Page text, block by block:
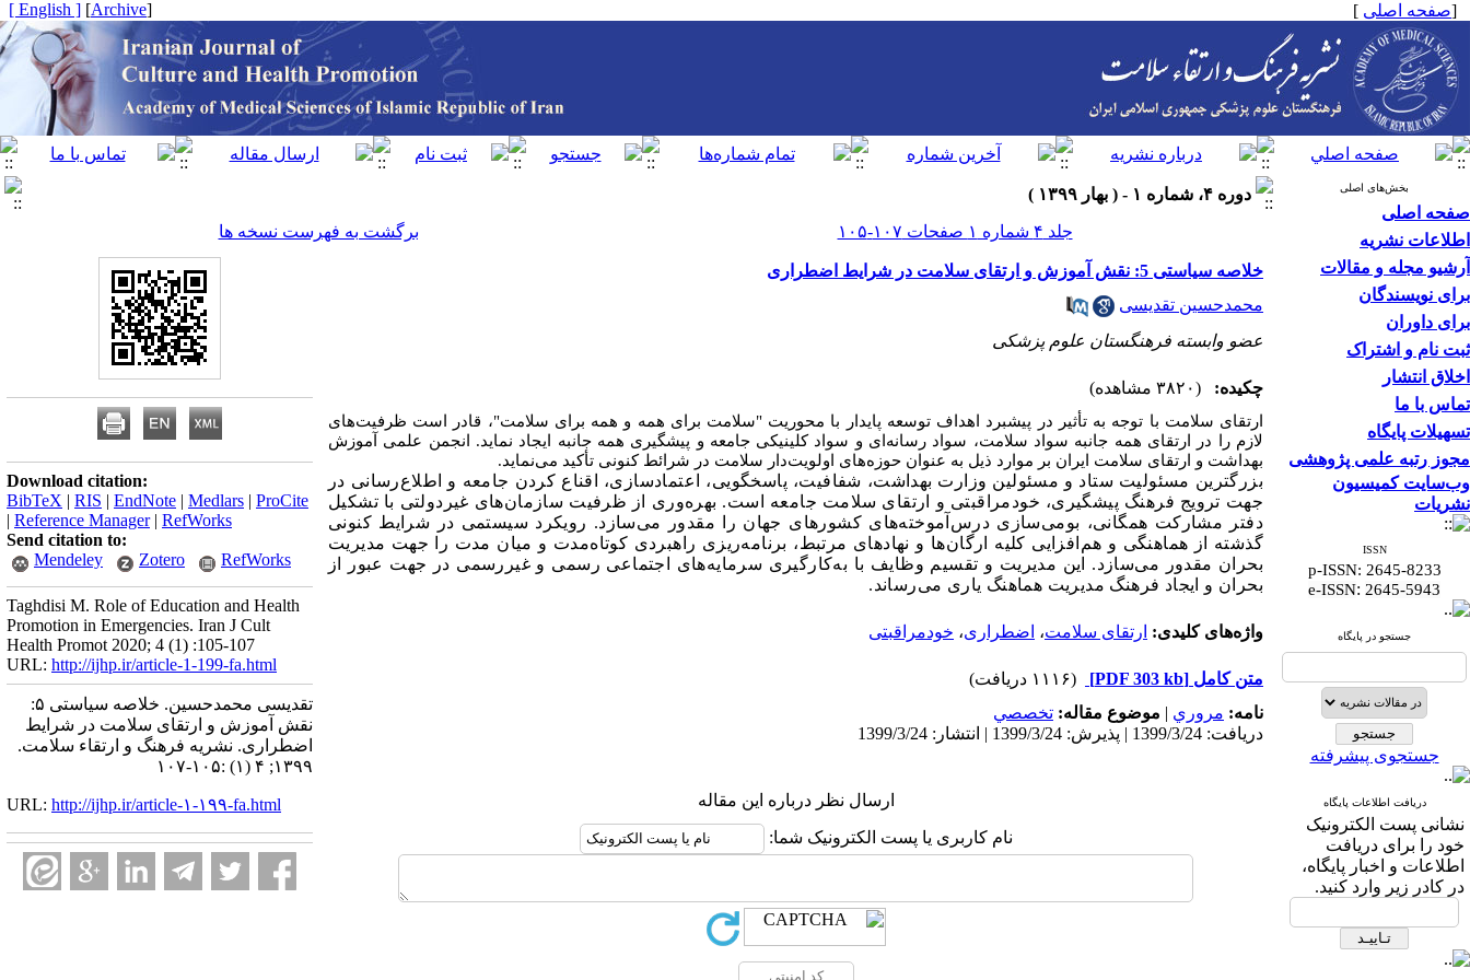
[صفحه اصلی ]
[
Archive
]
[ English ]
بخش‌های اصلی
صفحه اصلی
اطلاعات نشریه
آرشیو مجله و مقالات
برای نویسندگان
برای داوران
ثبت نام و اشتراک
اخلاق انتشار
تماس با ما
تسهیلات پایگاه
مجوز رتبه علمی پژوهشی
وب‌سایت کمیسیون
نشریات
ISSN
p-ISSN: 2645-8233
e-ISSN: 2645-5943
جستجو در پایگاه
جستجوی پیشرفته
دریافت اطلاعات پایگاه
نشانی پست الکترونیک
خود را برای دریافت
اطلاعات و اخبار پایگاه،
در کادر زیر وارد کنید.
دوره ۴، شماره ۱ - ( بهار ۱۳۹۹ )
جلد ۴ شماره ۱ صفحات ۱۰۷-۱۰۵
برگشت به فهرست نسخه ها
خلاصه سیاستی 5: نقش آموزش و ارتقای سلامت در شرایط اضطراری
محمدحسین تقدیسی
عضو وابسته فرهنگستان علوم پزشکی
چکیده: (۳۸۲۰ مشاهده)
ارتقای سلامت با توجه به تأثیر در پیشبرد اهداف توسعه پایدار با محوریت "سلامت برای همه و همه برای سلامت"، قادر است ظرفیت‌های
لازم را در ارتقای همه جانبه سواد سلامت، سواد رسانه‌ای و سواد کلینیکی جامعه و پیشگیری همه جانبه ایجاد نماید. انجمن علمی آموزش
بهداشت و ارتقای سلامت ایران بر موارد ذیل به عنوان حوزه‌های اولویت‌دار سلامت در شرائط کنونی تأکید می‌نماید.
بزرگترین مسئولیت ستاد و مسئولین وزارت بهداشت، شفافیت، پاسخگویی، اعتمادسازی، اقناع کردن جامعه و اطلاع‌رسانی در
جهت ترویج فرهنگ پیشگیری، خودمراقبتی و ارتقای سلامت جامعه است. بهره‌وری از ظرفیت سازمان‌های غیردولتی با تشکیل
دفتر مشارکت همگانی، بومی‌سازی درس‌آموخته‌های کشورهای جهان را مقدور می‌سازد. رویکرد سیستمی در شرایط کنونی
گذشته از هماهنگی و هم‌افزایی کلیه ارگان‌ها و نهادهای مرتبط، برنامه‌ریزی راهبردی کوتاه‌مدت و میان مدت را جهت مدیریت
بحران مقدور می‌سازد. این مدیریت و تقسیم وظایف با به‌کارگیری سرمایه‌های اجتماعی رسمی و غیررسمی در جهت عبور از
بحران و ایجاد فرهنگ مدیریت هماهنگ یاری می‌رساند.
واژه‌های کلیدی: ارتقای سلامت، اضطراری، خودمراقبتی
متن کامل [PDF 303 kb]
(۱۱۱۶ دریافت)
نامه: مروري | موضوع مقاله: تخصصي
دریافت: 1399/3/24 | پذیرش: 1399/3/24 | انتشار: 1399/3/24
ارسال نظر درباره این مقاله
نام کاربری یا پست الکترونیک شما:
Download citation:
BibTeX | RIS | EndNote | Medlars | ProCite
| Reference Manager| RefWorks
Send citation to:
Mendeley
Zotero RefWorks
Taghdisi M. Role of Education and Health
Promotion in Emergencies. Iran J Cult
Health Promot 2020; 4 (1) :105-107
URL: http://ijhp.ir/article-1-199-fa.html
تقدیسی محمدحسین. خلاصه سیاستی ۵:
نقش آموزش و ارتقای سلامت در شرایط
اضطراری. نشريه فرهنگ و ارتقاء سلامت.
۱۳۹۹; ۴ (۱) :۱۰۵-۱۰۷
URL: http://ijhp.ir/article-۱-۱۹۹-fa.html